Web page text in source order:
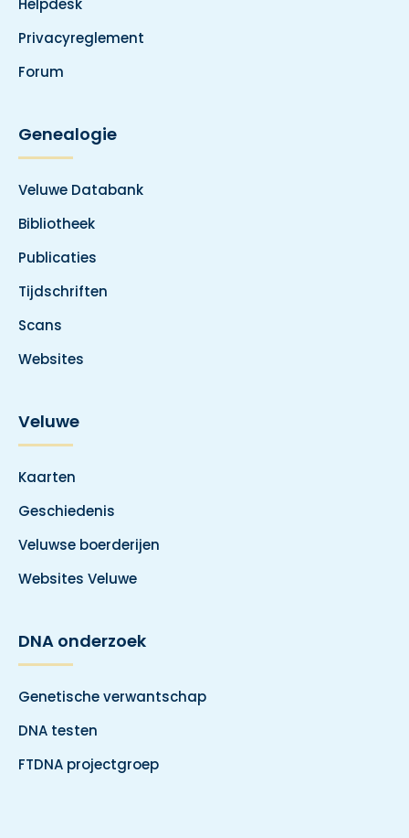
Helpdesk
Privacyreglement
Forum
Genealogie
Veluwe Databank
Bibliotheek
Publicaties
Tijdschriften
Scans
Websites
Veluwe
Kaarten
Geschiedenis
Veluwse boerderijen
Websites Veluwe
DNA onderzoek
Genetische verwantschap
DNA testen
FTDNA projectgroep